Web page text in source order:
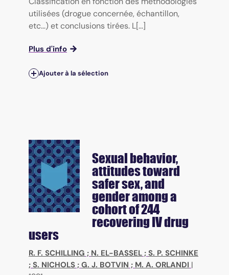
utilisées (drogue concernée, échantillon,
etc...) et conclusions tirées. L[...]
Plus d'info
Ajouter à la sélection
Sexual behavior,
attitudes toward
safer sex, and
gender among a
cohort of 244
recovering IV drug
users
R. F. SCHILLING ; N. EL-BASSEL ; S. P. SCHINKE
; S. NICHOLS ; G. J. BOTVIN ; M. A. ORLANDI |